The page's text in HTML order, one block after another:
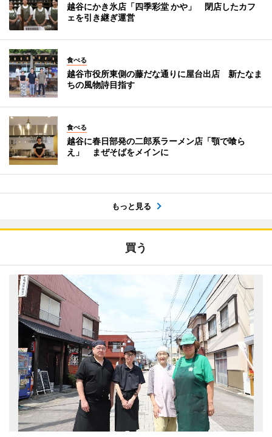
越谷にかき氷店「四季彩堂 かや」 閉店したカフ
ェを引き継ぎ運営
食べる
越谷市役所東側の藤だな通りに屋台出店 新たなま
ちの風物詩目指す
食べる
越谷に春日部発の二郎系ラーメン店「顎で喰ら
え」 まぜそばをメインに
もっと見る
買う